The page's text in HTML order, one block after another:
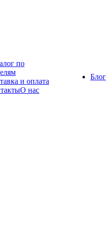
по
и оплата
О нас
Блог